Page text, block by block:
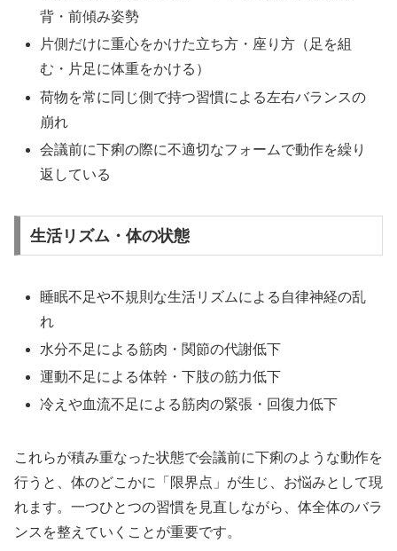
背・前傾み姿勢
片側だけに重心をかけた立ち方・座り方（足を組
む・片足に体重をかける）
荷物を常に同じ側で持つ習慣による左右バランスの
崩れ
会議前に下痢の際に不適切なフォームで動作を繰り
返している
生活リズム・体の状態
睡眠不足や不規則な生活リズムによる自律神経の乱
れ
水分不足による筋肉・関節の代謝低下
運動不足による体幹・下肢の筋力低下
冷えや血流不足による筋肉の緊張・回復力低下
これらが積み重なった状態で会議前に下痢のような動作を
行うと、体のどこかに「限界点」が生じ、お悩みとして現
れます。一つひとつの習慣を見直しながら、体全体のバラ
ンスを整えていくことが重要です。